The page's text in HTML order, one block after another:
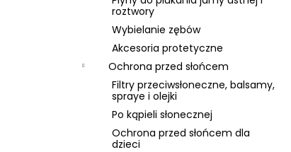
roztwory
Wybielanie zębów
Akcesoria protetyczne
Ochrona przed słońcem
Filtry przeciwsłoneczne, balsamy,
spraye i olejki
Po kąpieli słonecznej
Ochrona przed słońcem dla
dzieci